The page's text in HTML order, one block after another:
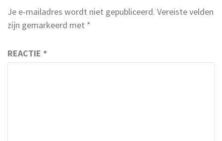
Je e-mailadres wordt niet gepubliceerd. Vereiste velden
zijn gemarkeerd met *
REACTIE *